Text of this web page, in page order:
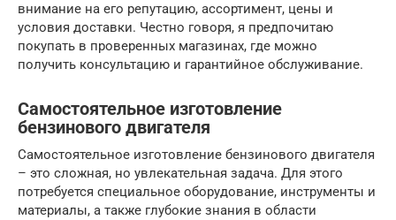
внимание на его репутацию, ассортимент, цены и
условия доставки. Честно говоря, я предпочитаю
покупать в проверенных магазинах, где можно
получить консультацию и гарантийное обслуживание.
Самостоятельное изготовление
бензинового двигателя
Самостоятельное изготовление бензинового двигателя
– это сложная, но увлекательная задача. Для этого
потребуется специальное оборудование, инструменты и
материалы, а также глубокие знания в области